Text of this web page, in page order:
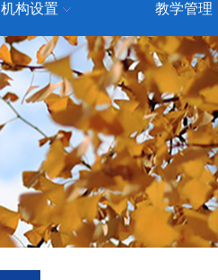
机构设置 教学管理